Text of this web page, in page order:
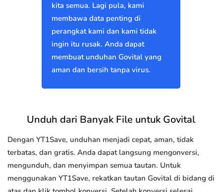
kita semua. Lagi pula, kami
membawa data penting di
perangkat kami dan kami tidak
ingin itu rusak. Anda dapat
membuat unduhan Govital yang
aman dan bersih tanpa virus.
Unduh dari Banyak File untuk Govital
Dengan YT1Save, unduhan menjadi cepat, aman, tidak
terbatas, dan gratis. Anda dapat langsung mengonversi,
mengunduh, dan menyimpan semua tautan. Untuk
menggunakan YT1Save, rekatkan tautan Govital di bidang di